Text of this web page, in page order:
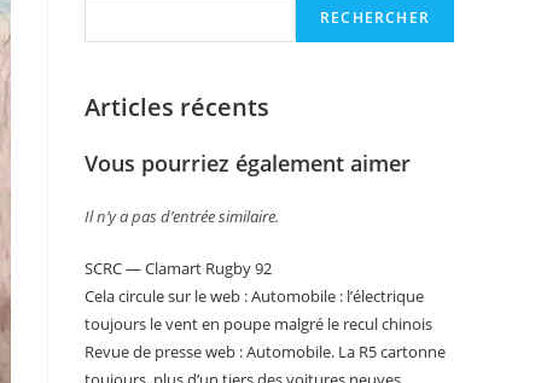
RECHERCHER
Articles récents
Vous pourriez également aimer
Il n’y a pas d’entrée similaire.
SCRC — Clamart Rugby 92
Cela circule sur le web : Automobile : l’électrique
toujours le vent en poupe malgré le recul chinois
Revue de presse web : Automobile. La R5 cartonne